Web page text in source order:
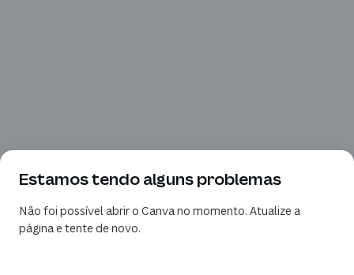
Estamos tendo alguns problemas
Não foi possível abrir o Canva no momento. Atualize a
página e tente de novo.